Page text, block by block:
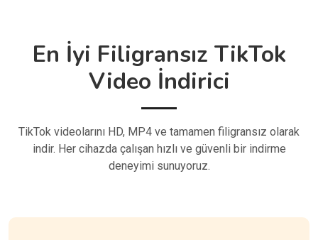
En İyi Filigransız TikTok
Video İndirici
TikTok videolarını HD, MP4 ve tamamen filigransız olarak
indir. Her cihazda çalışan hızlı ve güvenli bir indirme
deneyimi sunuyoruz.